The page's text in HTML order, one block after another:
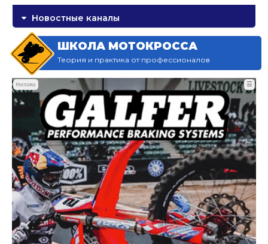
Новостные каналы
ШКОЛА МОТОКРОССА
Теория и практика от профессионалов
Реклама ☰